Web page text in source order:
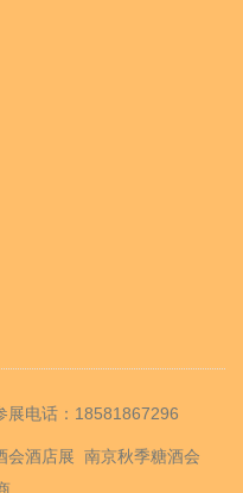
展电话：18581867296
会酒店展 南京秋季糖酒会